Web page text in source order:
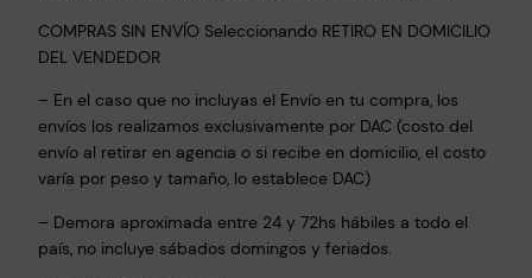
e
P
i
z
a
r
COMPRAS SIN ENVÍO Seleccionando RETIRO EN DOMICILIO
DEL VENDEDOR
– En el caso que no incluyas el Envío en tu compra, los
envíos los realizamos exclusivamente por DAC (costo del
envío al retirar en agencia o si recibe en domicilio, el costo
varía por peso y tamaño, lo establece DAC)
– Demora aproximada entre 24 y 72hs hábiles a todo el
país, no incluye sábados domingos y feriados.